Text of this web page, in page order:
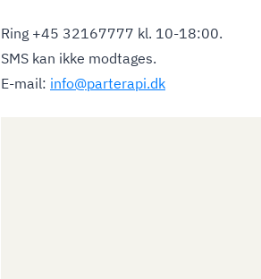
Ring +45 32167777 kl. 10-18:00.
SMS kan ikke modtages.
E-mail: info@parterapi.dk